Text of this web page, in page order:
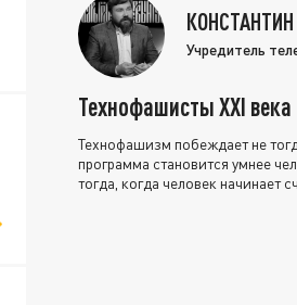
Учредитель
Технофашисты XXI века
Технофашизм побеждает не
программа становится умнее
тогда, когда человек начинает